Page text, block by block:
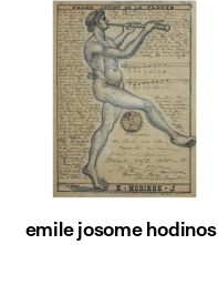
emile josome hodinos